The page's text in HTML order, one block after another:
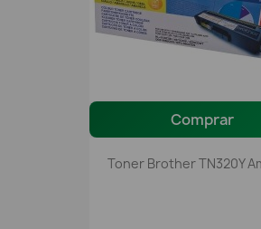
Comprar
Toner Brother TN320Y